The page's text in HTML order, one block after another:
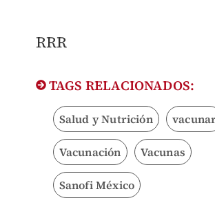
RRR
TAGS RELACIONADOS:
Salud y Nutrición
Vacunación Vacunas
Sanofi México